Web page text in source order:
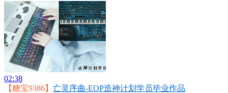
02:38
【糖宝9386】 亡灵序曲-EOP造神计划学员毕业作品